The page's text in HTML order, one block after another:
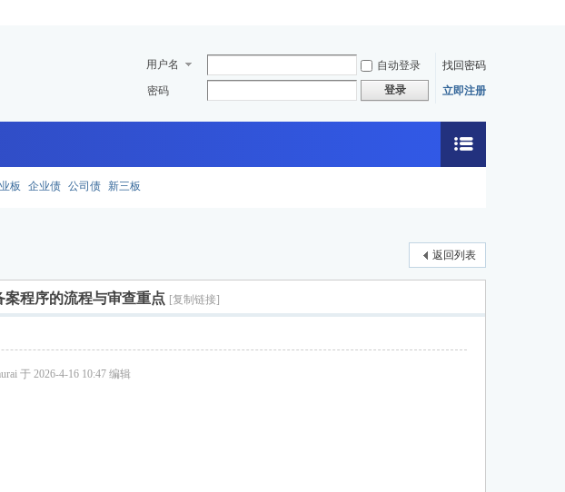
用户名 自动登录
找回密码
密码
登录 立即注册
板 企业债 公司债 新三板
返回列表
案程序的流程与审查重点 [复制链接]
于 2026-4-16 10:47 编辑